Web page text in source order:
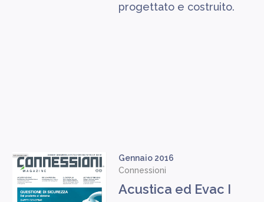
progettato e costruito.
Gennaio 2016
Connessioni
Acustica ed Evac I